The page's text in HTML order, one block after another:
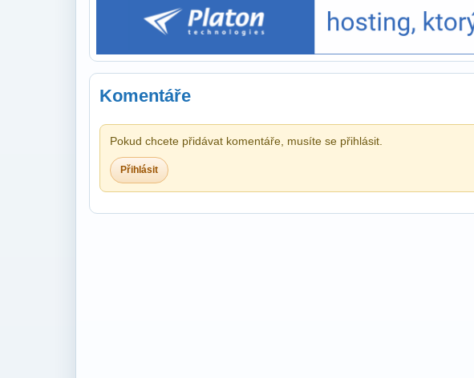
Komentáře
Pokud chcete přidávat komentáře, musíte se přihlásit.
Přihlásit